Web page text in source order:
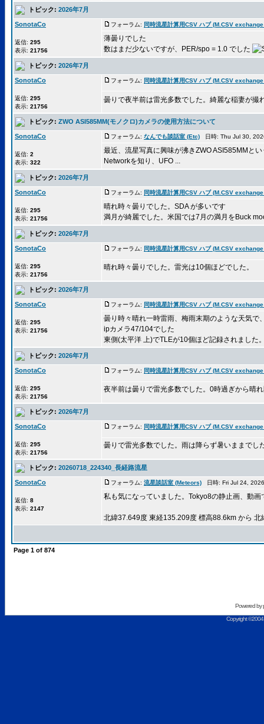
トピック: 2026年7月
SonotaCo
返信: 295
表示: 21756
フォーラム: 同時流星計算用CSV ハブ (M.CSV
薄曇りでした
数はまだ少ないですが、PER/spo = 1.0 でした
トピック: 2026年7月
SonotaCo
返信: 295
表示: 21756
フォーラム: 同時流星計算用CSV ハブ (M.CSV
曇りで夜半前は雷光多数でした。綺麗な稲妻が撮
トピック: ZWO ASI585MM(モノクロ)カメラの使用方法について
SonotaCo
返信: 2
表示: 322
フォーラム: なんでも談話室 (Etc) 日時: Thu Jul 30,
最近、流星写真に興味が沸きZWO ASI585MMと
Networkを知り、UFO ...
トピック: 2026年7月
SonotaCo
返信: 295
表示: 21756
フォーラム: 同時流星計算用CSV ハブ (M.CSV
晴れ時々曇りでした。SDA が多いです
満月が綺麗でした。米国では7月の満月をBuck
トピック: 2026年7月
SonotaCo
返信: 295
表示: 21756
フォーラム: 同時流星計算用CSV ハブ (M.CSV
晴れ時々曇りでした。雷光は10個ほどでした。
トピック: 2026年7月
SonotaCo
返信: 295
表示: 21756
フォーラム: 同時流星計算用CSV ハブ (M.CSV
曇り時々晴れ一時雷雨、梅雨末期のような天気で
ipカメラ47/104でした
東側(太平洋 上)でTLEが10個ほど記録されました
トピック: 2026年7月
SonotaCo
返信: 295
表示: 21756
フォーラム: 同時流星計算用CSV ハブ (M.CSV
夜半前は曇りで雷光多数でした。0時過ぎから晴
トピック: 2026年7月
SonotaCo
返信: 295
表示: 21756
フォーラム: 同時流星計算用CSV ハブ (M.CSV
曇りで雷光多数でした。雨は降らず暑いままでし
トピック: 20260718_224340_長経路流星
SonotaCo
返信: 8
表示: 2147
フォーラム: 流星談話室 (Meteors) 日時: Fri Jul 24,
私も気になっていました。Tokyo8の静止画、動画
北緯37.649度 東経135.209度 標高88.6km から
Page 1 of 874
Powered by
Copyright ©2004